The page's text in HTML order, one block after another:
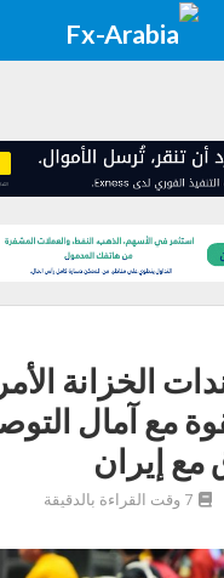
الخزانة
مع آمال
مع إيران
7 وقت القراءة بالدقيقة